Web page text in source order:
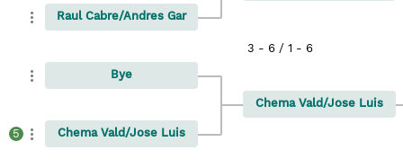
Raul Cabre/Andres Gar
Bye
5 Chema Vald/Jose Luis
Chema Vald/Jose Luis
3 - 6 / 1 - 6